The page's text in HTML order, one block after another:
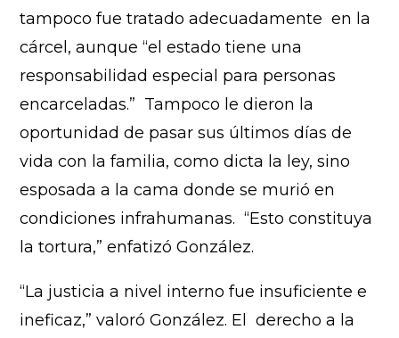
tampoco fue tratado adecuadamente en la
cárcel, aunque “el estado tiene una
responsabilidad especial para personas
encarceladas.” Tampoco le dieron la
oportunidad de pasar sus últimos días de
vida con la familia, como dicta la ley, sino
esposada a la cama donde se murió en
condiciones infrahumanas. “Esto constituya
la tortura,” enfatizó González.
“La justicia a nivel interno fue insuficiente e
ineficaz,” valoró González. El derecho a la